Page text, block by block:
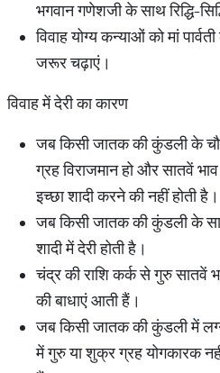
भगवान गणेशजी के साथ रिद्धि-
विवाह योग्य कन्याओं को मां
जरूर चढ़ाएं।
विवाह में देरी का कारण
जब किसी जातक की कुंडली के
ग्रह विराजमान हो और सातवें
इच्छा शादी करने की नहीं होती है।
जब किसी जातक की कुंडली के
शादी में देरी होती है।
चंद्र की राशि कर्क से गुरु सातवें
की बाधाएं आती हैं।
जब किसी जातक की कुंडली में
में गुरु या शुक्र ग्रह योगकारक